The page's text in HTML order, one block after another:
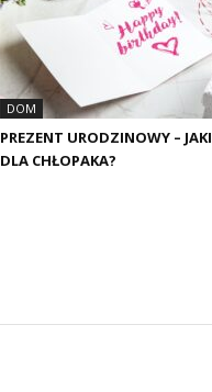
DOM
PREZENT URODZINOWY – JAKI
DLA CHŁOPAKA?